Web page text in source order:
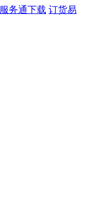
服务通下载 订货易